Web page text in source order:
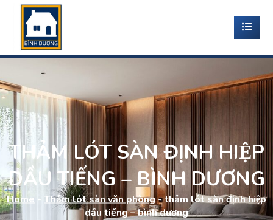
THẢM LÓT SÀN ĐỊNH HIỆP
DẦU TIẾNG – BÌNH DƯƠNG
Home - Thảm lót sàn văn phòng-thảm lót sàn định hiệp
dầu tiếng – bình dương